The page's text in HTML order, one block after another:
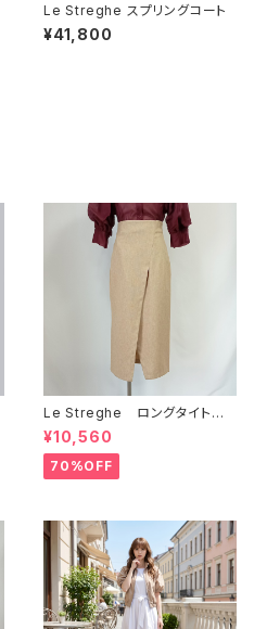
Le Streghe スプリングコート
¥41,800
Le Streghe ロングタイトス
カート LS3CI304SK
¥10,560
70%OFF